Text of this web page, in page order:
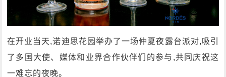
在开业当天,诺迪思花园举办了一场仲夏夜露台派对,吸引
了多国大使、媒体和业界合作伙伴们的参与,共同庆祝这
一难忘的夜晚。